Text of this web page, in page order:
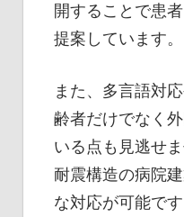
開することで患
提案しています
また、多言語対
齢者だけでなく
いる点も見逃せ
耐震構造の病院
な対応が可能で